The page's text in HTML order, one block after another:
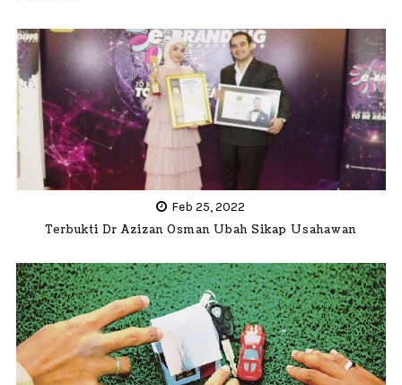
Feb 25, 2022
Terbukti Dr Azizan Osman Ubah Sikap Usahawan